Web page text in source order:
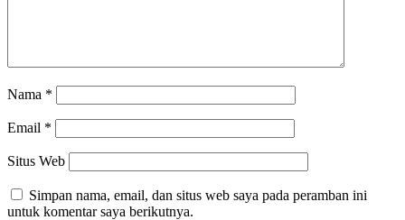
Nama *
Email *
Situs Web
Simpan nama, email, dan situs web saya pada peramban ini
untuk komentar saya berikutnya.